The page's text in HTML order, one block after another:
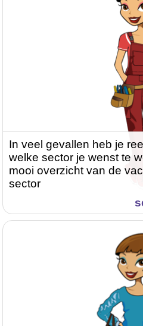
In veel gevallen heb je
welke sector je wenst te
mooi overzicht van de
sector